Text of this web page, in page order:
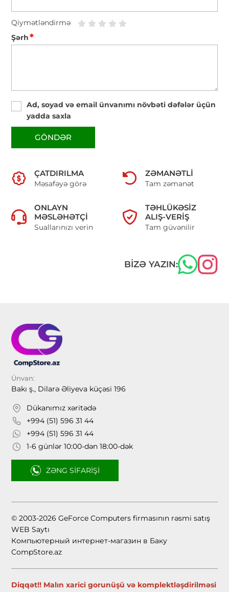
Qiymətləndirmə
Şərh*
Ad, soyad və email ünvanımı növbəti dəfələr üçün
yadda saxla
GÖNDƏR
ÇATDIRILMA
Məsafəyə görə
ZƏMANƏTLI
Tam zəmanət
ONLAYN
MƏSLƏHƏTÇI
Suallarınızı verin
TƏHLÜKƏSIZ
ALIŞ-VERIŞ
Tam güvənilir
BIZƏ YAZIN:
Ünvan:
Bakı ş., Dilarə Əliyeva küçəsi 196
Dükanımız xəritədə
+994 (51) 596 31 44
+994 (51) 596 31 44
1-6 günlər 10:00-dən 18:00-dək
ZƏNG SIFARIŞI
© 2003-2026 GeForce Computers firmasının rəsmi satış
WEB Saytı
Компьютерный интернет-магазин в Баку
CompStore.az
Diqqət!! Malın xarici gorunüşü və komplektləşdirilməsi